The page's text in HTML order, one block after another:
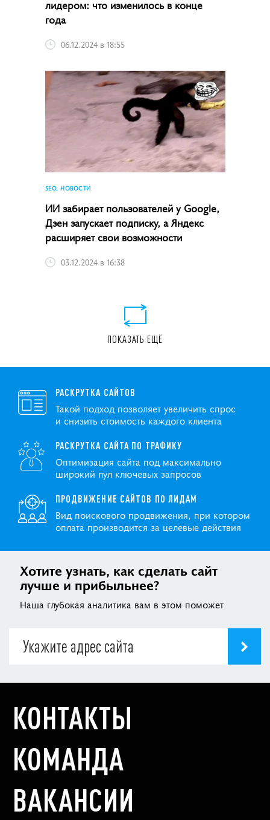
лидером: что изменилось в конце
года
06.12.2024 в 18:55
SEO, НОВОСТИ
ИИ забирает пользователей у Google,
Дзен запускает подписку, а Яндекс
расширяет свои возможности
03.12.2024 в 16:38
ПОКАЗАТЬ ЕЩЁ
РАСКРУТКА САЙТОВ
Такой подход позволяет увеличить спрос
и снизить стоимость каждого клиента
РАСКРУТКА САЙТА ПО ТРАФИКУ
Оптимизация сайта под максимально
широкий пул ключевых запросов
ПРОДВИЖЕНИЕ САЙТОВ ПО ЛИДАМ
Вид поискового продвижения, при котором
оплата производится за целевые действия
Хотите узнать, как сделать сайт
лучше и прибыльнее?
Наша глубокая аналитика вам в этом поможет
КОНТАКТЫ
КОМАНДА
ВАКАНСИИ